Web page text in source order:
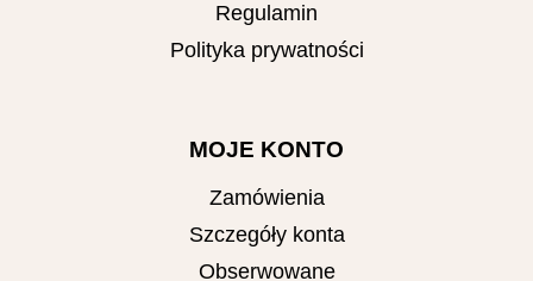
Regulamin
Polityka prywatności
MOJE KONTO
Zamówienia
Szczegóły konta
Obserwowane